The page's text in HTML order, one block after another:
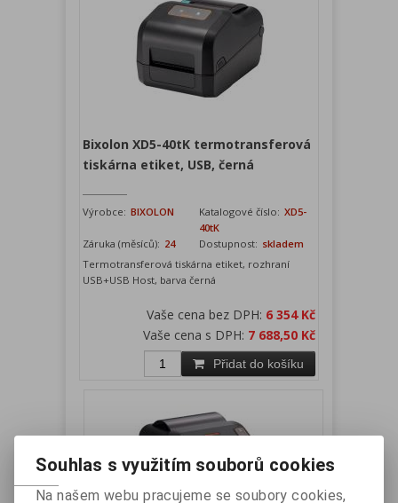
Bixolon XD5-40tK termotransferová
tiskárna etiket, USB, černá
Výrobce: BIXOLON Katalogové číslo: XD5-
40tK
Záruka (měsíců): 24 Dostupnost: skladem
Termotransferová tiskárna etiket, rozhraní
USB+USB Host, barva černá
Vaše cena bez DPH: 6 354 Kč
Vaše cena s DPH: 7 688,50 Kč
Přidat do košíku
Souhlas s využitím souborů cookies
Na našem webu pracujeme se soubory cookies,